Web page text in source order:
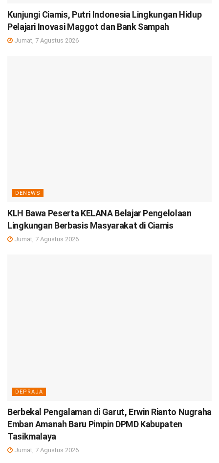
Kunjungi Ciamis, Putri Indonesia Lingkungan Hidup
Pelajari Inovasi Maggot dan Bank Sampah
Jumat, 7 Agustus 2026
DENEWS
KLH Bawa Peserta KELANA Belajar Pengelolaan
Lingkungan Berbasis Masyarakat di Ciamis
Jumat, 7 Agustus 2026
DEPRAJA
Berbekal Pengalaman di Garut, Erwin Rianto Nugraha
Emban Amanah Baru Pimpin DPMD Kabupaten
Tasikmalaya
Jumat, 7 Agustus 2026